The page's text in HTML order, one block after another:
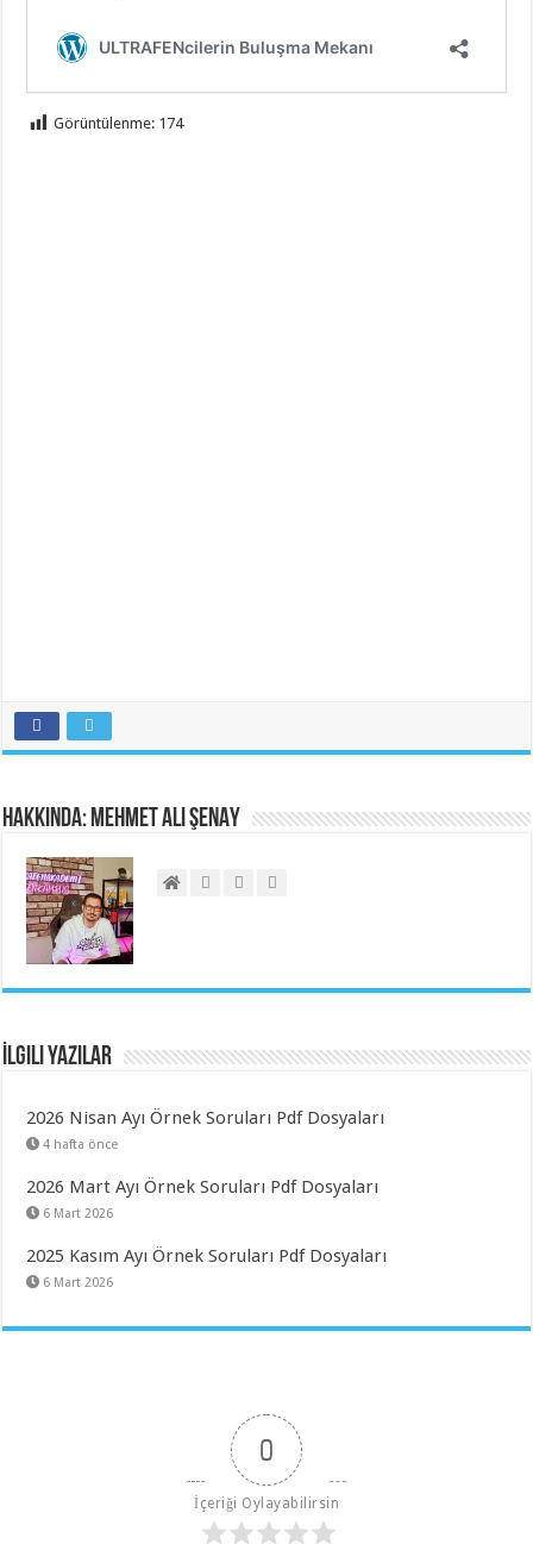
Görüntülenme: 174
Hakkında: Mehmet Ali ŞENAY
İlgili Yazılar
2026 Nisan Ayı Örnek Soruları Pdf Dosyaları
4 hafta önce
2026 Mart Ayı Örnek Soruları Pdf Dosyaları
6 Mart 2026
2025 Kasım Ayı Örnek Soruları Pdf Dosyaları
6 Mart 2026
0
İçeriği Oylayabilirsin